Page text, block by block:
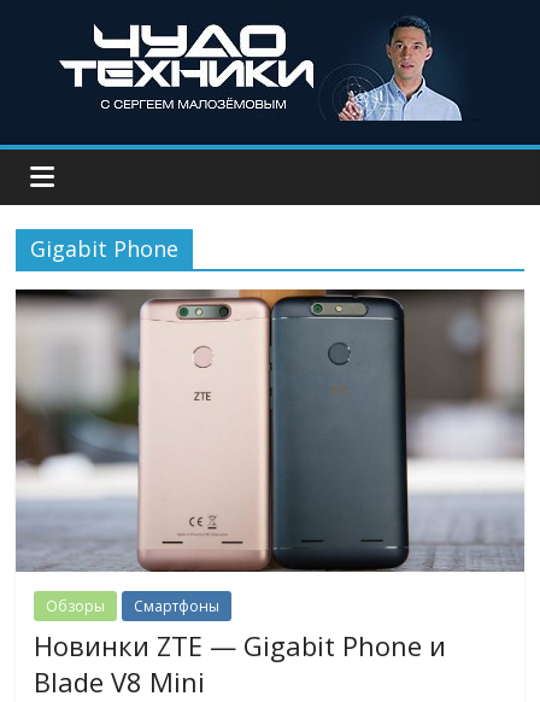
Gigabit Phone
Обзоры Смартфоны
Новинки ZTE — Gigabit Phone и
Blade V8 Mini